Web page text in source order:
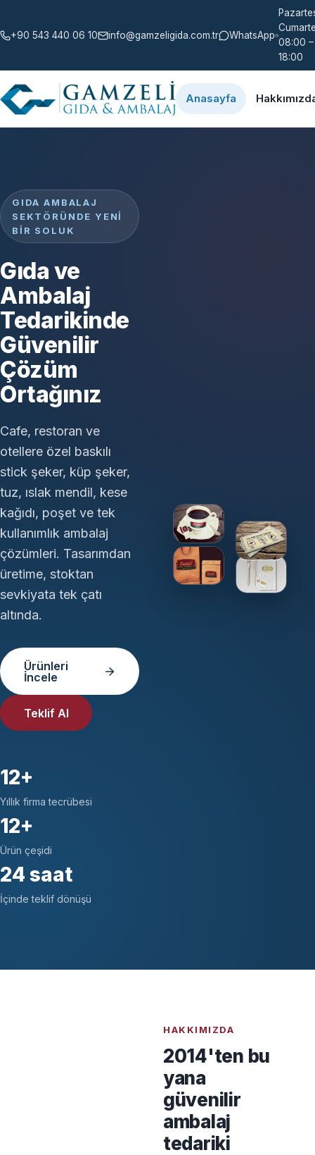
+90 543 440 06 10 info@gamzeligida.com.tr WhatsApp
08:00 –
18:00
Anasayfa
GIDA AMBALAJ
SEKTÖRÜNDE YENI
BIR SOLUK
Gıda ve
Ambalaj
Tedarikinde
Güvenilir
Çözüm
Ortağınız
Cafe, restoran ve
otellere özel baskılı
stick şeker, küp şeker,
tuz, ıslak mendil, kese
kağıdı, poşet ve tek
kullanımlık ambalaj
çözümleri. Tasarımdan
üretime, stoktan
sevkiyata tek çatı
altında.
Ürünleri
İncele
Teklif Al
12+
Yıllık firma tecrübesi
12+
Ürün çeşidi
24 saat
İçinde teklif dönüşü
HAKKIMIZDA
2014'ten bu
yana
güvenilir
ambalaj
tedariki